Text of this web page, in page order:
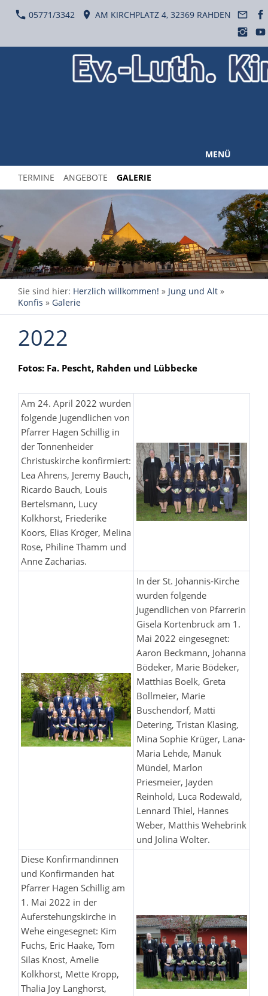
05771/3342 AM KIRCHPLATZ 4, 32369 RAHDEN
MENÜ
TERMINE ANGEBOTE GALERIE
Sie sind hier: Herzlich willkommen! » Jung und Alt »
Konfis » Galerie
2022
Fotos: Fa. Pescht, Rahden und Lübbecke
Am 24. April 2022 wurden
folgende Jugendlichen von
Pfarrer Hagen Schillig in
der Tonnenheider
Christuskirche konfirmiert:
Lea Ahrens, Jeremy Bauch,
Ricardo Bauch, Louis
Bertelsmann, Lucy
Kolkhorst, Friederike
Koors, Elias Kröger, Melina
Rose, Philine Thamm und
Anne Zacharias.
In der St. Johannis-Kirche
wurden folgende
Jugendlichen von Pfarrerin
Gisela Kortenbruck am 1.
Mai 2022 eingesegnet:
Aaron Beckmann, Johanna
Bödeker, Marie Bödeker,
Matthias Boelk, Greta
Bollmeier, Marie
Buschendorf, Matti
Detering, Tristan Klasing,
Mina Sophie Krüger, Lana-
Maria Lehde, Manuk
Mündel, Marlon
Priesmeier, Jayden
Reinhold, Luca Rodewald,
Lennard Thiel, Hannes
Weber, Matthis Wehebrink
und Jolina Wolter.
Diese Konfirmandinnen
und Konfirmanden hat
Pfarrer Hagen Schillig am
1. Mai 2022 in der
Auferstehungskirche in
Wehe eingesegnet: Kim
Fuchs, Eric Haake, Tom
Silas Knost, Amelie
Kolkhorst, Mette Kropp,
Thalia Joy Langhorst,